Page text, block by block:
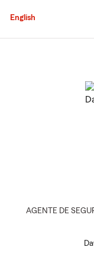
English
AGENTE DE